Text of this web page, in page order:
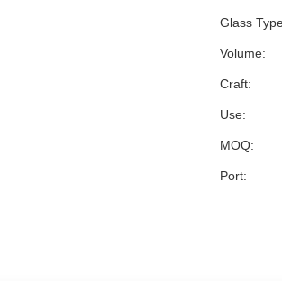
Glass
Volume:
Craft:
Use:
MOQ:
Port: